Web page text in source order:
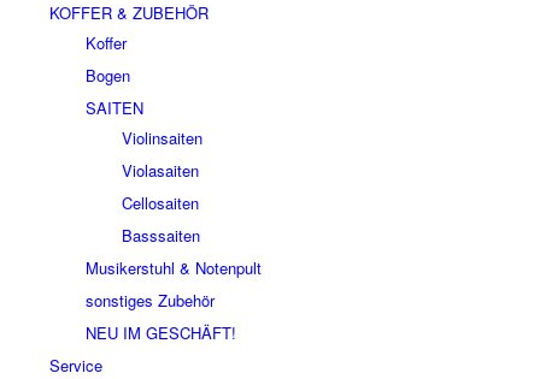
KOFFER & ZUBEHÖR
Koffer
Bogen
SAITEN
Violinsaiten
Violasaiten
Cellosaiten
Basssaiten
Musikerstuhl & Notenpult
sonstiges Zubehör
NEU IM GESCHÄFT!
Service